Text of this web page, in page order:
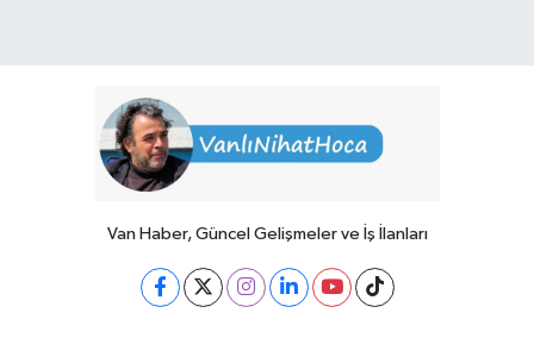
Van Haber, Güncel Gelişmeler ve İş İlanları